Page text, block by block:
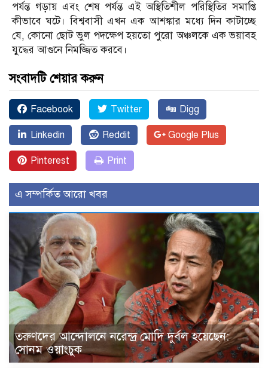
পর্যন্ত গড়ায় এবং শেষ পর্যন্ত এই অস্থিতিশীল পরিস্থিতির সমাপ্তি
কীভাবে ঘটে। বিশ্ববাসী এখন এক আশঙ্কার মধ্যে দিন কাটাচ্ছে
যে, কোনো ছোট ভুল পদক্ষেপ হয়তো পুরো অঞ্চলকে এক ভয়াবহ
যুদ্ধের আগুনে নিমজ্জিত করবে।
সংবাদটি শেয়ার করুন
Facebook Twitter Digg
Linkedin Reddit Google Plus
Pinterest Print
এ সম্পর্কিত আরো খবর
তরুণদের আন্দোলনে নরেন্দ্র মোদি দুর্বল হয়েছেন:
সোনম ওয়াংচুক